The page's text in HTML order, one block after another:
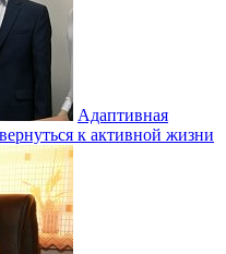
Адаптивная
к активной жизни